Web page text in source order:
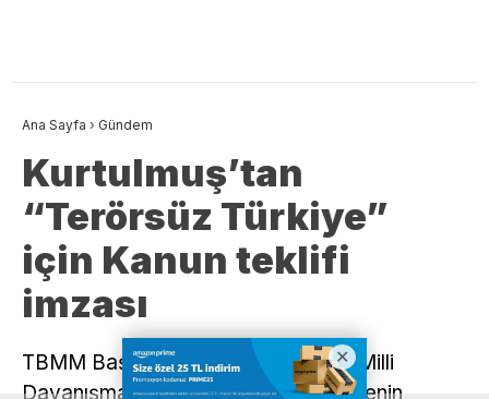
Ana Sayfa › Gündem
Kurtulmuş’tan
“Terörsüz Türkiye”
için Kanun teklifi
imzası
TBMM Başkanı Numan Kurtulmuş, “Milli
Dayanışma ve Toplumsal Bütünleşmenin